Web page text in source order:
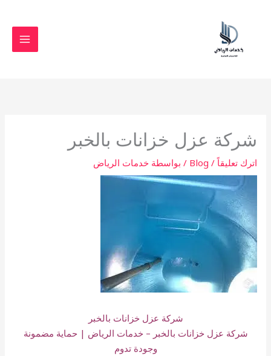
شركة عزل خزانات بالخبر
اترك تعليقاً /
Blog / بواسطة خدمات الرياض
شركة عزل خزانات بالخبر
شركة عزل خزانات بالخبر – خدمات الرياض | حماية مضمونة
وجودة تدوم